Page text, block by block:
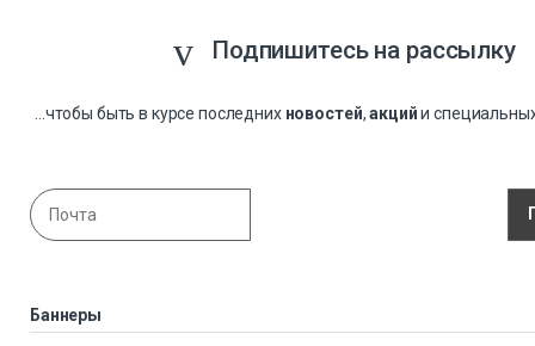
Подпишитесь на рассылку
...чтобы быть в курсе последних новостей,акцийи
Баннеры